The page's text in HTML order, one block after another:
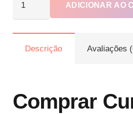
Curtidas
Barato
Invicta
quantidade
ADICIONAR AO
Descrição Avaliações
Comprar